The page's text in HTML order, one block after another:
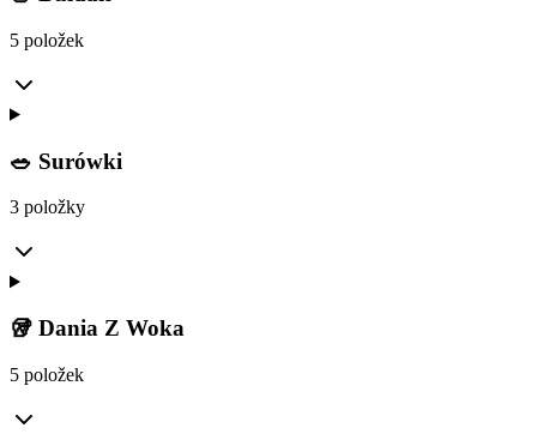
5 položek
🥗 Surówki
3 položky
🥡 Dania Z Woka
5 položek